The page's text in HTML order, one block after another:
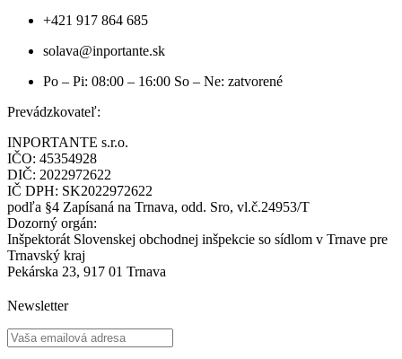
+421 917 864 685
solava@inportante.sk
Po – Pi: 08:00 – 16:00 So – Ne: zatvorené
Prevádzkovateľ:
INPORTANTE s.r.o.
IČO: 45354928
DIČ: 2022972622
IČ DPH: SK2022972622
podľa §4 Zapísaná na Trnava, odd. Sro, vl.č.24953/T
Dozorný orgán:
Inšpektorát Slovenskej obchodnej inšpekcie so sídlom v Trnave pre
Trnavský kraj
Pekárska 23, 917 01 Trnava
Newsletter